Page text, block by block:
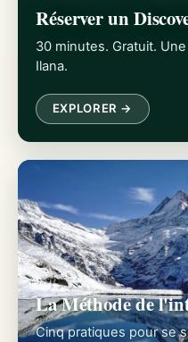
Réserver un
30 minutes. Gratuit.
Ilana.
EXPLORER →
La Méthode de
Cinq pratiques pour se